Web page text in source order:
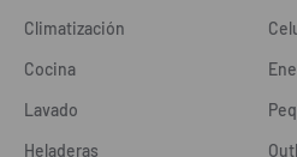
Climatización
Cocina
Lavado
Heladeras